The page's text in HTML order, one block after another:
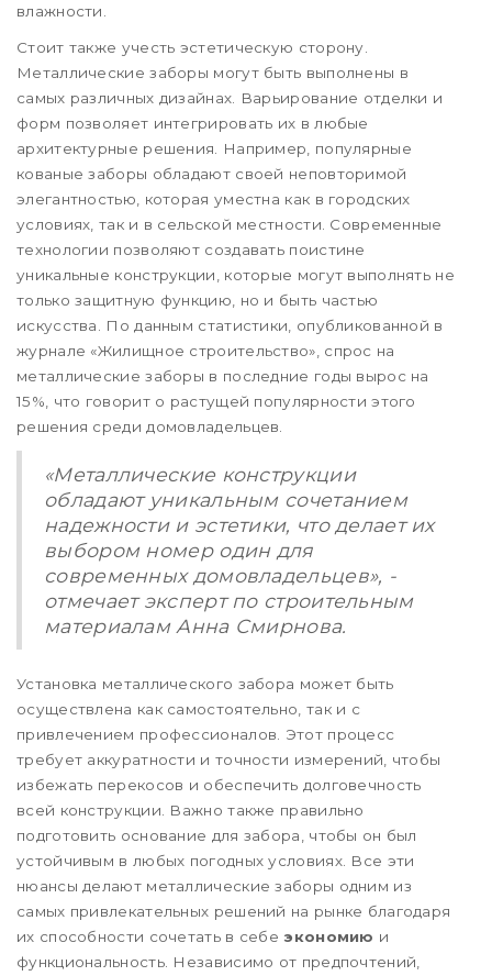
влажности.
Стоит также учесть эстетическую сторону.
Металлические заборы могут быть выполнены в
самых различных дизайнах. Варьирование отделки и
форм позволяет интегрировать их в любые
архитектурные решения. Например, популярные
кованые заборы обладают своей неповторимой
элегантностью, которая уместна как в городских
условиях, так и в сельской местности. Современные
технологии позволяют создавать поистине
уникальные конструкции, которые могут выполнять не
только защитную функцию, но и быть частью
искусства. По данным статистики, опубликованной в
журнале «Жилищное строительство», спрос на
металлические заборы в последние годы вырос на
15%, что говорит о растущей популярности этого
решения среди домовладельцев.
«Металлические конструкции
обладают уникальным сочетанием
надежности и эстетики, что делает их
выбором номер один для
современных домовладельцев», -
отмечает эксперт по строительным
материалам Анна Смирнова.
Установка металлического забора может быть
осуществлена как самостоятельно, так и с
привлечением профессионалов. Этот процесс
требует аккуратности и точности измерений, чтобы
избежать перекосов и обеспечить долговечность
всей конструкции. Важно также правильно
подготовить основание для забора, чтобы он был
устойчивым в любых погодных условиях. Все эти
нюансы делают металлические заборы одним из
самых привлекательных решений на рынке благодаря
их способности сочетать в себе экономию и
функциональность. Независимо от предпочтений,